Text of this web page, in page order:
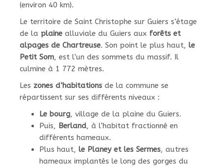
(environ 40 km).
Le territoire de Saint Christophe sur Guiers s’étage
de la plaine alluviale du Guiers aux forêts et
alpages de Chartreuse. Son point le plus haut, le
Petit Som, est l’un des sommets du massif. Il
culmine à 1 772 mètres.
Les zones d’habitations de la commune se
répartissent sur ses différents niveaux :
Le bourg, village de la plaine du Guiers.
Puis, Berland, à l’habitat fractionné en
différents hameaux.
Plus haut, le Planey et les Sermes, autres
hameaux implantés le long des gorges du